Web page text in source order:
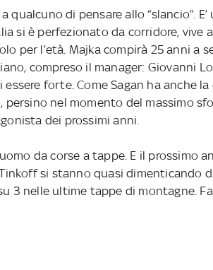
qualcuno di pensare allo “slancio”.
si è perfezionato da corridore, vive
per l’età. Majka compirà 25 anni a
compreso il manager: Giovanni
forte. Come Sagan ha anche
persino nel momento del massimo
dei prossimi anni.
da corse a tappe. E il prossimo
si stanno quasi dimenticando
3 nelle ultime tappe di montagne.